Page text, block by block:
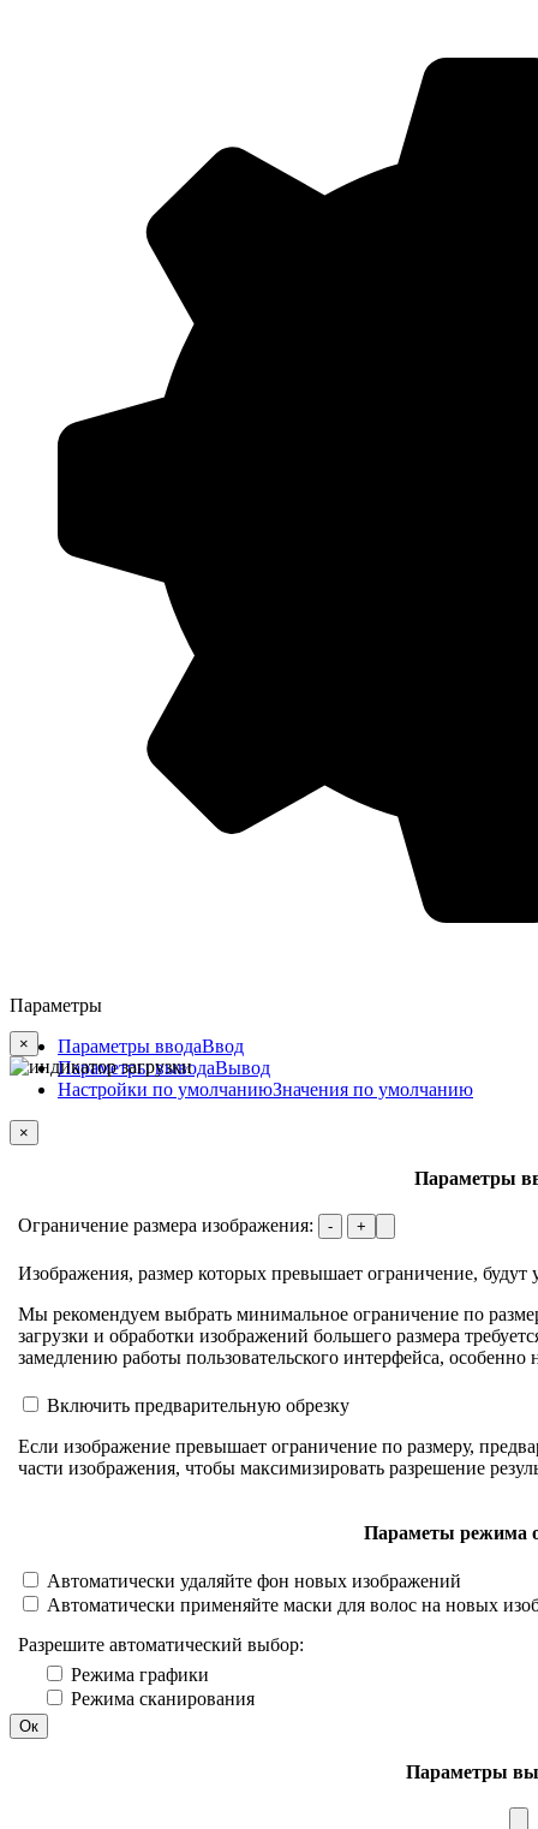
Параметры
Параметры вводаВвод
Параметры выводаВывод
Настройки по умолчаниюЗначения по умолчанию
×
Параметры
Ограничение размера изображения: - +
Изображения, размер которых превышает ограничение,
Мы рекомендуем выбрать минимальное ограничение по
загрузки и обработки изображений большего размера
замедлению работы пользовательского интерфейса, особенно
Включить предварительную обрезку
Если изображение превышает ограничение по размеру,
части изображения, чтобы максимизировать разрешение
Параметы режима
Автоматически удаляйте фон новых изображений
Автоматически применяйте маски для волос на новых
Разрешите автоматический выбор:
Режима графики
Режима сканирования
Ок
Параметры
×